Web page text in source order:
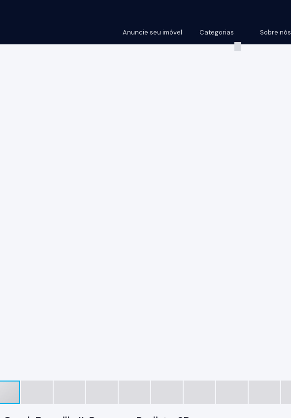
Sobre nós
Categorias
Anuncie seu imóvel